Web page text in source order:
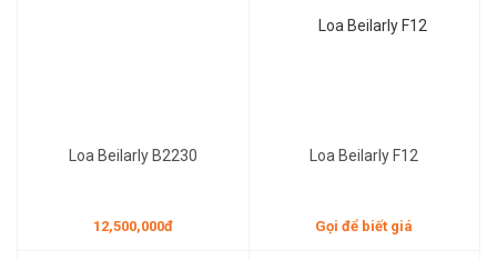
Loa Beilarly B2230
12,500,000đ
Loa Beilarly F12
Gọi để biết giá